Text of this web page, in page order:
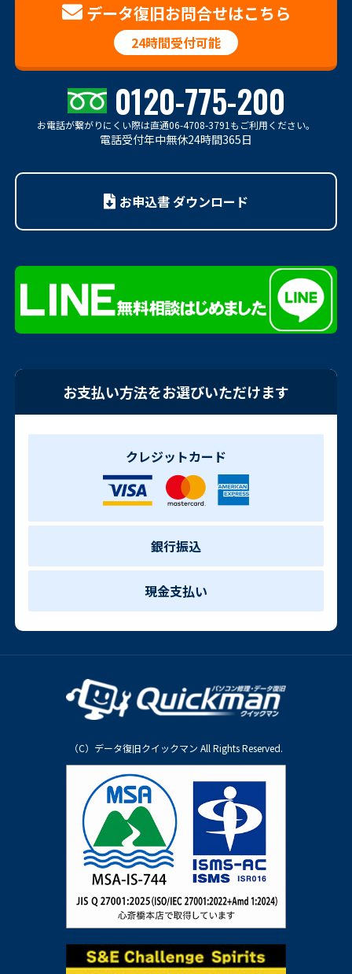
データ復旧お問合せはこちら
24時間受付可能
0120-775-200
お電話が繋がりにくい際は直通06-4708-3791もご利用ください。
電話受付年中無休24時間365日
お申込書 ダウンロード
お支払い方法をお選びいただけます
クレジットカード
銀行振込
現金支払い
（C）データ復旧クイックマン All Rights Reserved.